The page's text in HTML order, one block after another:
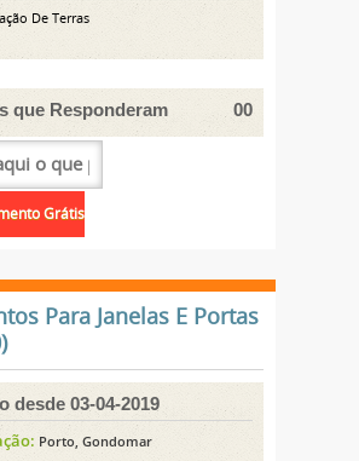
De Terras
que Responderam 00
Para Janelas E Portas
desde 03-04-2019
Porto, Gondomar